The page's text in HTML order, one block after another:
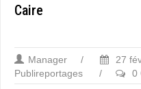
Caire
Manager / 27
Publireportages
/ 0